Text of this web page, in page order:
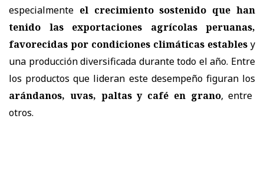
especialmente el crecimiento sostenido que han
tenido las exportaciones agrícolas peruanas,
favorecidas por condiciones climáticas estables y
una producción diversificada durante todo el año. Entre
los productos que lideran este desempeño figuran los
arándanos, uvas, paltas y café en grano, entre
otros.